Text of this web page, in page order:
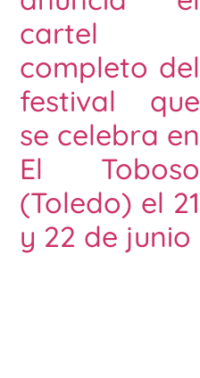
cartel
completo del
festival que
se celebra en
El Toboso
(Toledo) el 21
y 22 de junio